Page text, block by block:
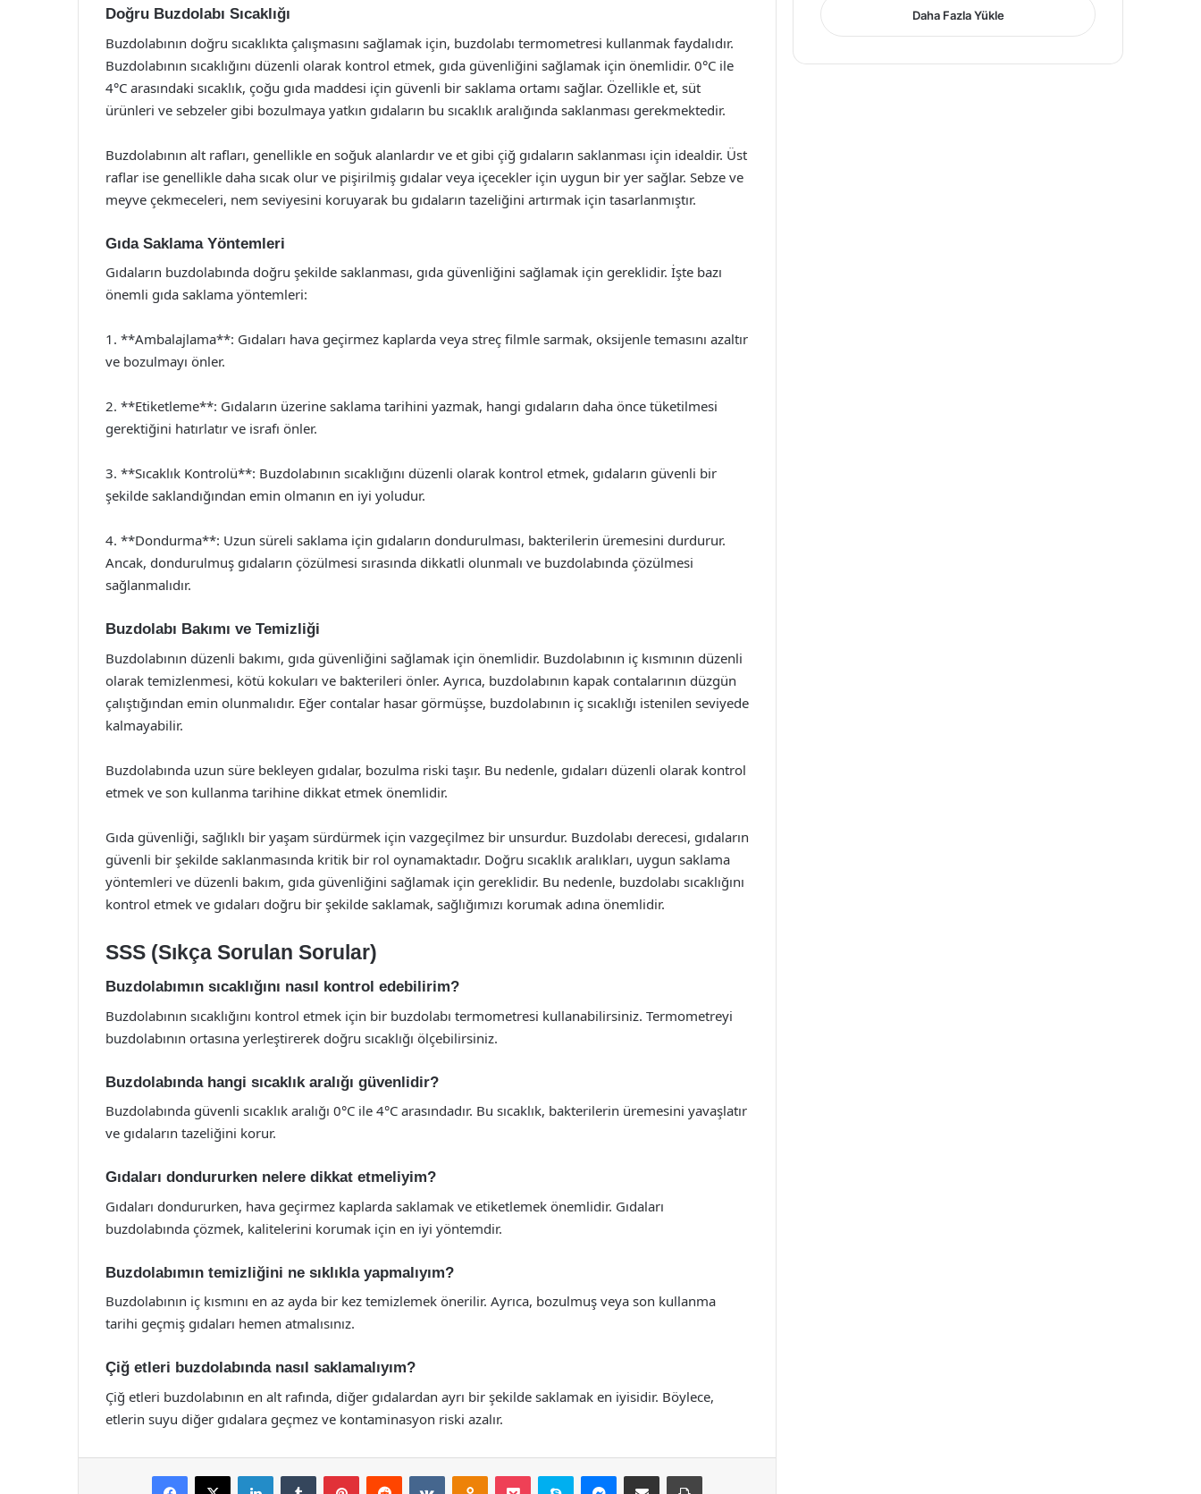
Doğru Buzdolabı Sıcaklığı
Buzdolabının doğru sıcaklıkta çalışmasını sağlamak için, buzdolabı termometresi kullanmak faydalıdır.
Buzdolabının sıcaklığını düzenli olarak kontrol etmek, gıda güvenliğini sağlamak için önemlidir. 0°C ile
4°C arasındaki sıcaklık, çoğu gıda maddesi için güvenli bir saklama ortamı sağlar. Özellikle et, süt
ürünleri ve sebzeler gibi bozulmaya yatkın gıdaların bu sıcaklık aralığında saklanması gerekmektedir.
Buzdolabının alt rafları, genellikle en soğuk alanlardır ve et gibi çiğ gıdaların saklanması için idealdir. Üst
raflar ise genellikle daha sıcak olur ve pişirilmiş gıdalar veya içecekler için uygun bir yer sağlar. Sebze ve
meyve çekmeceleri, nem seviyesini koruyarak bu gıdaların tazeliğini artırmak için tasarlanmıştır.
Gıda Saklama Yöntemleri
Gıdaların buzdolabında doğru şekilde saklanması, gıda güvenliğini sağlamak için gereklidir. İşte bazı
önemli gıda saklama yöntemleri:
1. **Ambalajlama**: Gıdaları hava geçirmez kaplarda veya streç filmle sarmak, oksijenle temasını azaltır
ve bozulmayı önler.
2. **Etiketleme**: Gıdaların üzerine saklama tarihini yazmak, hangi gıdaların daha önce tüketilmesi
gerektiğini hatırlatır ve israfı önler.
3. **Sıcaklık Kontrolü**: Buzdolabının sıcaklığını düzenli olarak kontrol etmek, gıdaların güvenli bir
şekilde saklandığından emin olmanın en iyi yoludur.
4. **Dondurma**: Uzun süreli saklama için gıdaların dondurulması, bakterilerin üremesini durdurur.
Ancak, dondurulmuş gıdaların çözülmesi sırasında dikkatli olunmalı ve buzdolabında çözülmesi
sağlanmalıdır.
Buzdolabı Bakımı ve Temizliği
Buzdolabının düzenli bakımı, gıda güvenliğini sağlamak için önemlidir. Buzdolabının iç kısmının düzenli
olarak temizlenmesi, kötü kokuları ve bakterileri önler. Ayrıca, buzdolabının kapak contalarının düzgün
çalıştığından emin olunmalıdır. Eğer contalar hasar görmüşse, buzdolabının iç sıcaklığı istenilen seviyede
kalmayabilir.
Buzdolabında uzun süre bekleyen gıdalar, bozulma riski taşır. Bu nedenle, gıdaları düzenli olarak kontrol
etmek ve son kullanma tarihine dikkat etmek önemlidir.
Gıda güvenliği, sağlıklı bir yaşam sürdürmek için vazgeçilmez bir unsurdur. Buzdolabı derecesi, gıdaların
güvenli bir şekilde saklanmasında kritik bir rol oynamaktadır. Doğru sıcaklık aralıkları, uygun saklama
yöntemleri ve düzenli bakım, gıda güvenliğini sağlamak için gereklidir. Bu nedenle, buzdolabı sıcaklığını
kontrol etmek ve gıdaları doğru bir şekilde saklamak, sağlığımızı korumak adına önemlidir.
SSS (Sıkça Sorulan Sorular)
Buzdolabımın sıcaklığını nasıl kontrol edebilirim?
Buzdolabının sıcaklığını kontrol etmek için bir buzdolabı termometresi kullanabilirsiniz. Termometreyi
buzdolabının ortasına yerleştirerek doğru sıcaklığı ölçebilirsiniz.
Buzdolabında hangi sıcaklık aralığı güvenlidir?
Buzdolabında güvenli sıcaklık aralığı 0°C ile 4°C arasındadır. Bu sıcaklık, bakterilerin üremesini yavaşlatır
ve gıdaların tazeliğini korur.
Gıdaları dondururken nelere dikkat etmeliyim?
Gıdaları dondururken, hava geçirmez kaplarda saklamak ve etiketlemek önemlidir. Gıdaları
buzdolabında çözmek, kalitelerini korumak için en iyi yöntemdir.
Buzdolabımın temizliğini ne sıklıkla yapmalıyım?
Buzdolabının iç kısmını en az ayda bir kez temizlemek önerilir. Ayrıca, bozulmuş veya son kullanma
tarihi geçmiş gıdaları hemen atmalısınız.
Çiğ etleri buzdolabında nasıl saklamalıyım?
Çiğ etleri buzdolabının en alt rafında, diğer gıdalardan ayrı bir şekilde saklamak en iyisidir. Böylece,
etlerin suyu diğer gıdalara geçmez ve kontaminasyon riski azalır.
Facebook
X LinkedInTumblr PinterestReddit VKontakteOdnoklassniki
Pocket Skype Messenger
E-Posta ile paylaş Yazdır
Daha Fazla Yükle